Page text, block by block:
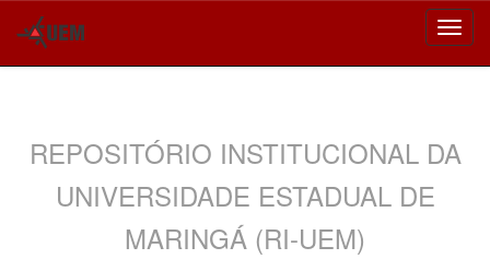
REPOSITÓRIO INSTITUCIONAL DA
UNIVERSIDADE ESTADUAL DE
MARINGÁ (RI-UEM)